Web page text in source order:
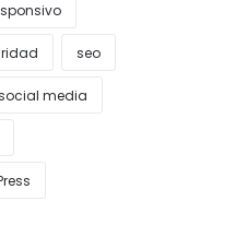
seo
media